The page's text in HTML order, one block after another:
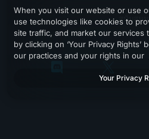
สนับสนุน
When you visit our website or use
use technologies like cookies to
site traffic, and market our services
by clicking on ‘Your Privacy
our practices and your rights in our
Your Privacy